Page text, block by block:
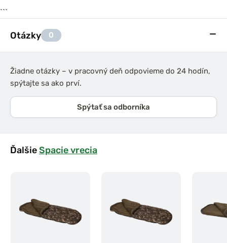
```
Otázky 0
Žiadne otázky – v pracovný deň odpovieme do 24 hodín,
spýtajte sa ako prví.
Spýtať sa odborníka
ĎalšieSpacie vrecia